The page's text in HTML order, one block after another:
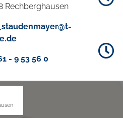
Rechberghausen
- 9 53 56 0